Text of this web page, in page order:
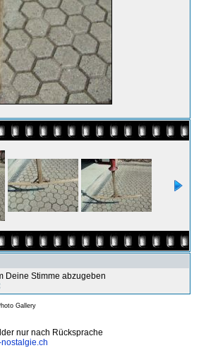
Deine Stimme abzugeben
Gallery
nur nach Rücksprache